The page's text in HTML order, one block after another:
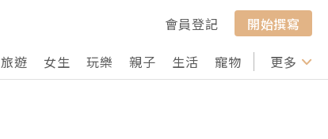
會員登記
開始撰寫
旅遊 女生 玩樂 親子 生活 寵物 行山 打卡
更多